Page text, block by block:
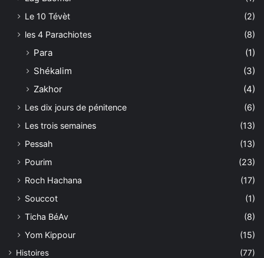
Le 10 Tévèt
(2)
les 4 Parachiotes
(8)
Para
(1)
Shékalim
(3)
Zakhor
(4)
Les dix jours de pénitence
(6)
Les trois semaines
(13)
Pessah
(13)
Pourim
(23)
Roch Hachana
(17)
Souccot
(1)
Ticha BéAv
(8)
Yom Kippour
(15)
Histoires
(77)